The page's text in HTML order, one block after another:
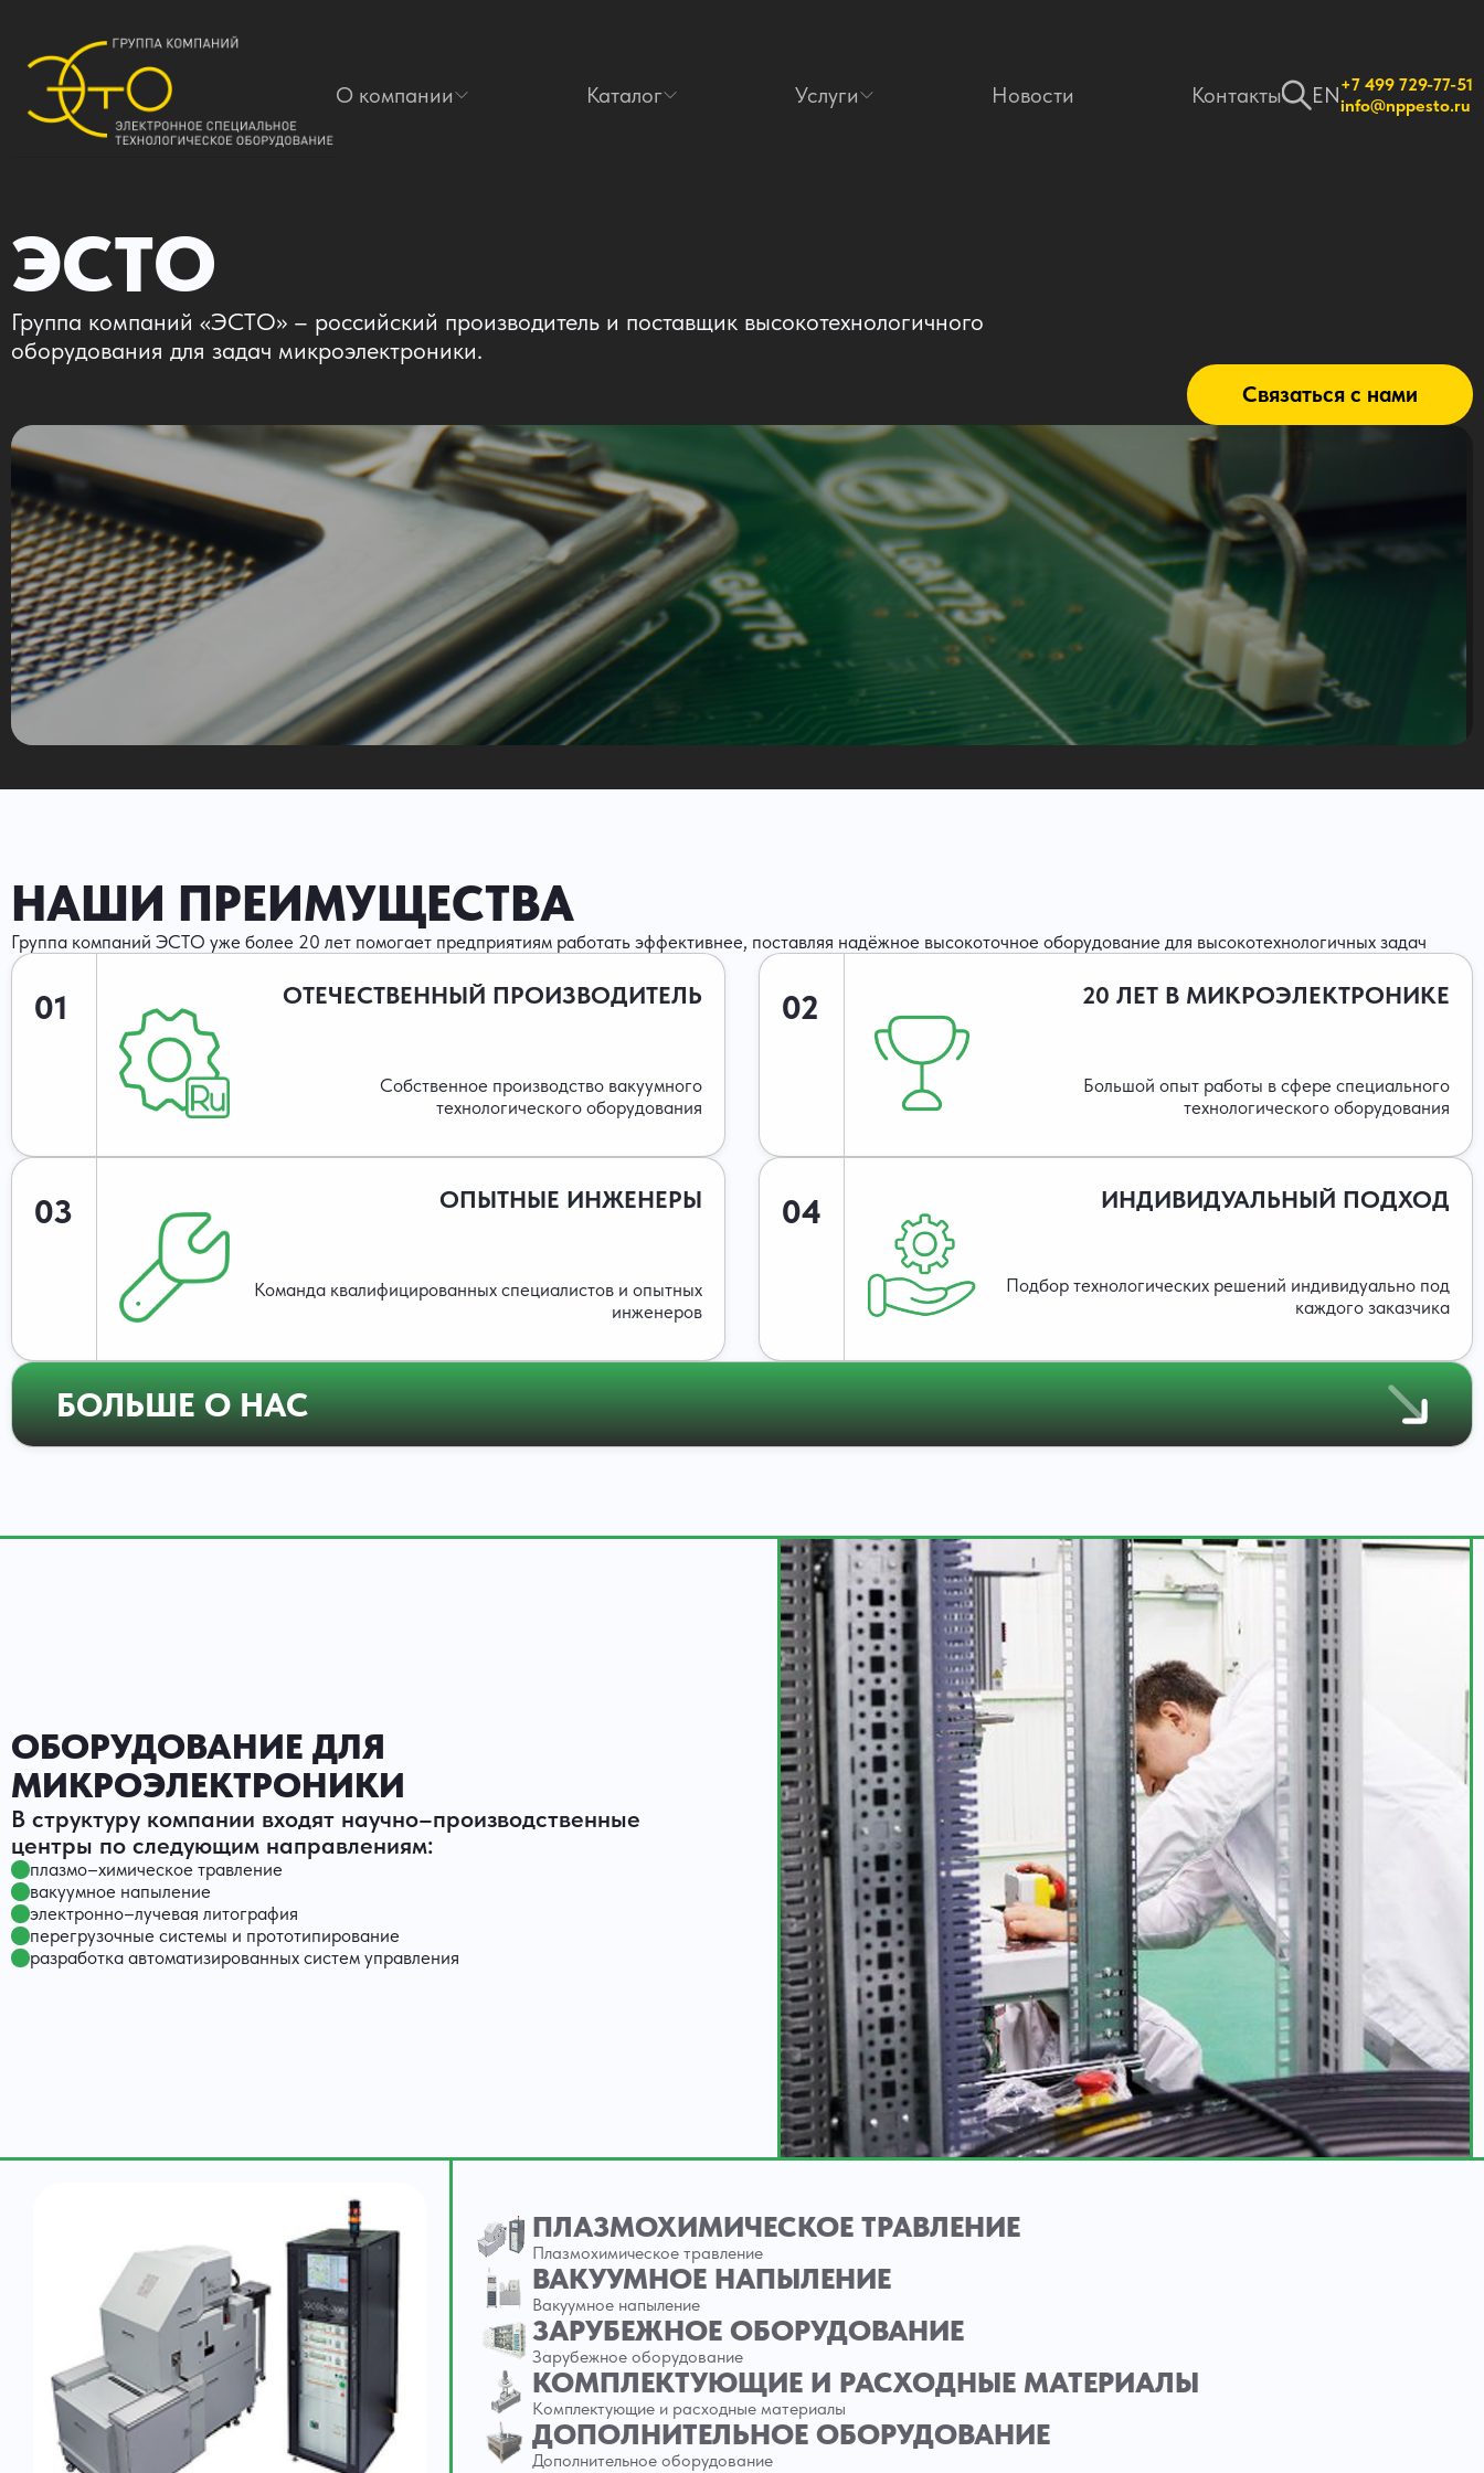
О компании Каталог Услуги Новости Контакты EN+7 499 729-77-51
info@nppesto.ru
ЭСТО
Группа компаний «ЭСТО» – российский производитель и поставщик высокотехнологичного
оборудования для задач микроэлектроники.
Связаться с нами
НАШИ ПРЕИМУЩЕСТВА
Группа компаний ЭСТО уже более 20 лет помогает предприятиям работать эффективнее, поставляя надёжное высокоточное оборудование для высокотехнологичных задач
01 ОТЕЧЕСТВЕННЫЙ ПРОИЗВОДИТЕЛЬ
Собственное производство вакуумного
технологического оборудования
02 20 ЛЕТ В МИКРОЭЛЕКТРОНИКЕ
Большой опыт работы в сфере специального
технологического оборудования
03 ОПЫТНЫЕ ИНЖЕНЕРЫ
Команда квалифицированных специалистов и опытных
инженеров
04 ИНДИВИДУАЛЬНЫЙ ПОДХОД
Подбор технологических решений индивидуально под
каждого заказчика
БОЛЬШЕ О НАС
ОБОРУДОВАНИЕ ДЛЯ
МИКРОЭЛЕКТРОНИКИ
В структуру компании входят научно–производственные
центры по следующим направлениям:
плазмо–химическое травление
вакуумное напыление
электронно–лучевая литография
перегрузочные системы и прототипирование
разработка автоматизированных систем управления
ПЛАЗМОХИМИЧЕСКОЕ ТРАВЛЕНИЕ
Плазмохимическое травление
ВАКУУМНОЕ НАПЫЛЕНИЕ
Вакуумное напыление
ЗАРУБЕЖНОЕ ОБОРУДОВАНИЕ
Зарубежное оборудование
КОМПЛЕКТУЮЩИЕ И РАСХОДНЫЕ МАТЕРИАЛЫ
Комплектующие и расходные материалы
ДОПОЛНИТЕЛЬНОЕ ОБОРУДОВАНИЕ
Дополнительное оборудование